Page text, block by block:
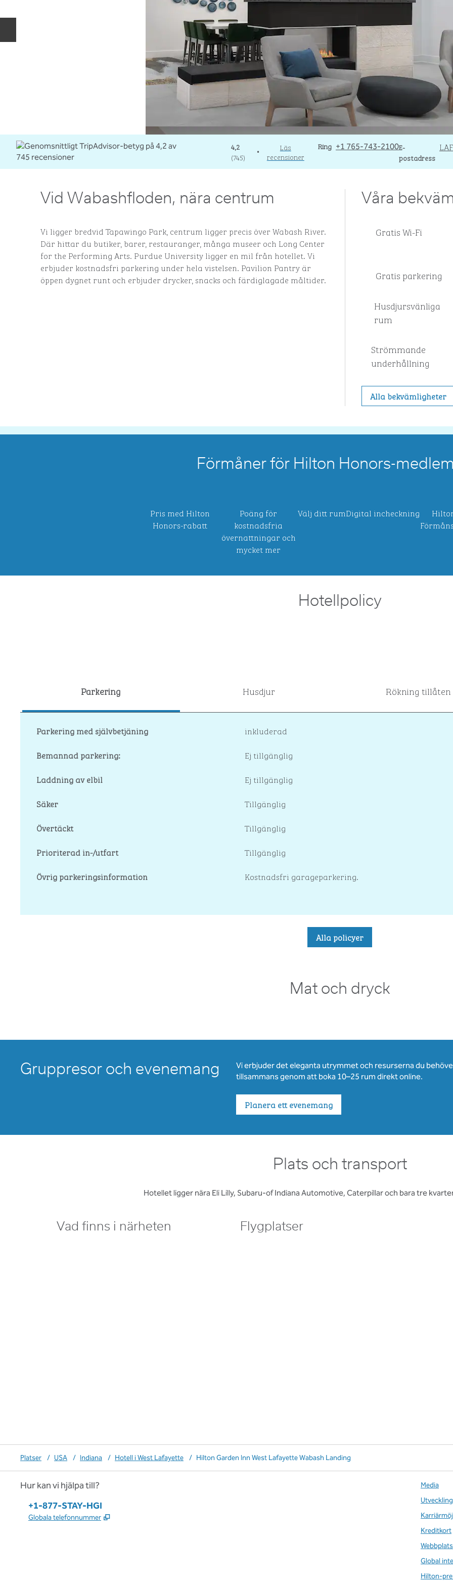
4,2
(745)
•
Läs
recensioner
Ring
Ring +1 765-743-2100E-
postadress
Email
Vid Wabashfloden, nära centrum
Vi ligger bredvid Tapawingo Park, centrum ligger precis över Wabash River.
Där hittar du butiker, barer, restauranger, många museer och Long Center
for the Performing Arts. Purdue University ligger en mil från hotellet. Vi
erbjuder kostnadsfri parkering under hela vistelsen. Pavilion Pantry är
öppen dygnet runt och erbjuder drycker, snacks och färdiglagade måltider.
Våra
Gratis Wi-Fi
Gratis parkering
Husdjursvänliga
rum
Strömmande
underhållning
Alla bekvämligheter
Förmåner för Hilton Honors-
Pris med Hilton
Honors-rabatt
Poäng för
kostnadsfria
övernattningar och
mycket mer
Välj ditt rumDigital incheckning
Hotellpolicy
Parkering Husdjur Rökning tillåten
Parkering med självbetjäning
inkluderad
Bemannad parkering:
Ej tillgänglig
Laddning av elbil
Ej tillgänglig
Säker
Tillgänglig
Övertäckt
Tillgänglig
Prioriterad in-/utfart
Tillgänglig
Övrig parkeringsinformation
Kostnadsfri garageparkering.
Alla policyer
Mat och dryck
Gruppresor och evenemang
Vi erbjuder det eleganta utrymmet och resurserna du
tillsammans genom att boka 10–25 rum direkt online.
Planera ett evenemang
Plats och transport
Hotellet ligger nära Eli Lilly, Subaru-of Indiana Automotive, Caterpillar och bara tre
Vad finns i närheten Flygplatser
Platser / USA / Indiana / Hotell i West Lafayette / Hilton Garden Inn West Lafayette Wabash Landing
Hur kan vi hjälpa till?
Telefon:
+1-877-STAY-HGI
Globala telefonnummer ,
Media
Utveckling
Kreditkort
Global
Hilton-